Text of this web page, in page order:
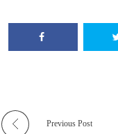
Previous Post